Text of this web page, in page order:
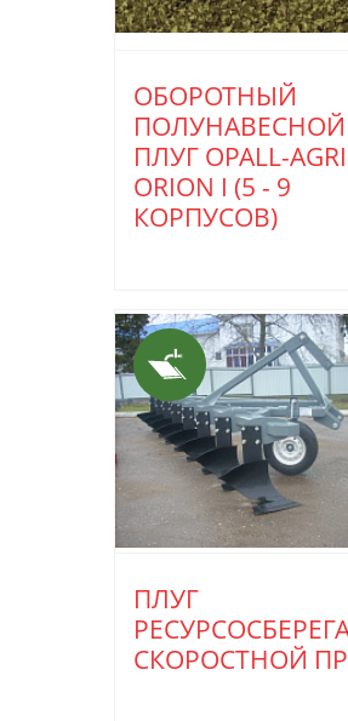
ОБОРОТНЫЙ
ПОЛУНАВЕСНОЙ
ПЛУГ OPALL-AGRI
ORION I (5 - 9
КОРПУСОВ)
ПЛУГ
СКОРОСТНОЙ